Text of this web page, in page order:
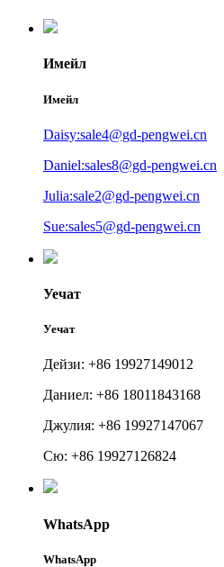
Имейл
Имейл
Daisy:sale4@gd-pengwei.cn
Daniel:sales8@gd-pengwei.cn
Julia:sale2@gd-pengwei.cn
Sue:sales5@gd-pengwei.cn
Уечат
Уечат
Дейзи: +86 19927149012
Даниел: +86 18011843168
Джулия: +86 19927147067
Сю: +86 19927126824
WhatsApp
WhatsApp